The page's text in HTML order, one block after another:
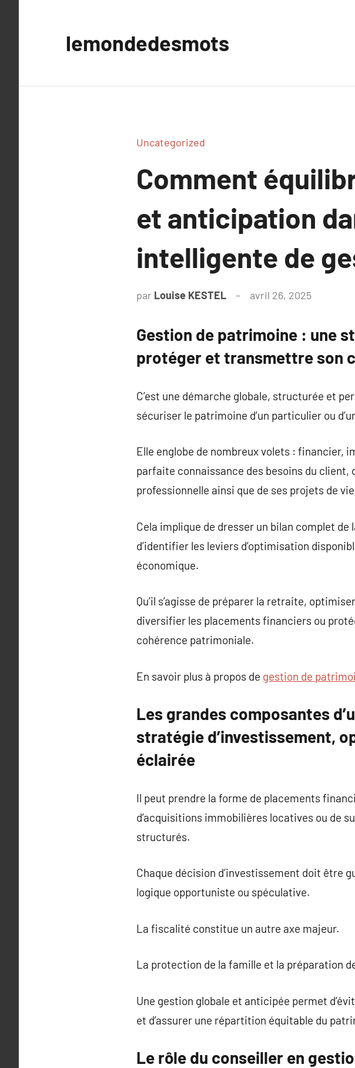
lemondedesmots
Uncategorized
Comment
et anticipation
intelligente de
par Louise KESTEL avril 26, 2025
Gestion de patrimoine : une
protéger et transmettre son
C’est une démarche globale, structurée et
sécuriser le patrimoine d’un particulier ou
Elle englobe de nombreux volets : financier,
parfaite connaissance des besoins du client,
professionnelle ainsi que de ses projets de
Cela implique de dresser un bilan complet
d’identifier les leviers d’optimisation
économique.
Qu’il s’agisse de préparer la retraite,
diversifier les placements financiers ou
cohérence patrimoniale.
En savoir plus à propos de gestion de
Les grandes composantes
stratégie d’investissement,
éclairée
Il peut prendre la forme de placements
d’acquisitions immobilières locatives ou de
structurés.
Chaque décision d’investissement doit être
logique opportuniste ou spéculative.
La fiscalité constitue un autre axe majeur.
La protection de la famille et la préparation
Une gestion globale et anticipée permet
et d’assurer une répartition équitable du
Le rôle du conseiller en